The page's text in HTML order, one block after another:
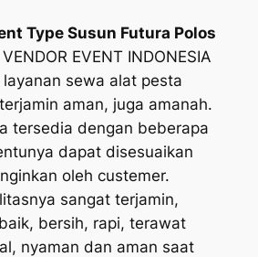
Type Susun Futura Polos
EVENT INDONESIA
sewa alat pesta
aman, juga amanah.
tersedia dengan beberapa
dapat disesuaikan
oleh custemer.
sangat terjamin,
bersih, rapi, terawat
nyaman dan aman saat